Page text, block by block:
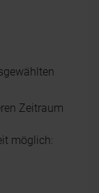
Zeitraum
möglich: